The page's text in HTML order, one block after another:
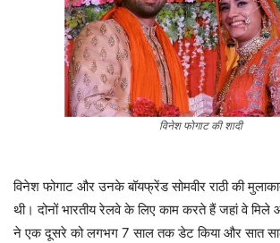
विनेश फोगाट की शादी
विनेश फोगाट और उनके बॉयफ्रेंड सोमवीर राठी की
थी। दोनों भारतीय रेलवे के लिए काम करते हैं जहां वे मिले
ने एक दूसरे को लगभग 7 साल तक डेट किया और सात